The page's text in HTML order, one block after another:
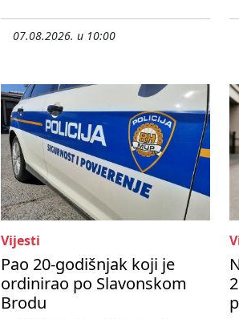
07.08.2026. u 10:00
Vijesti
Pao 20-godišnjak koji je
ordinirao po Slavonskom
Brodu